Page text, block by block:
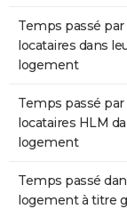
Temps passé par
locataires dans
logement
Temps passé par
locataires HLM
logement
Temps passé
logement à titre